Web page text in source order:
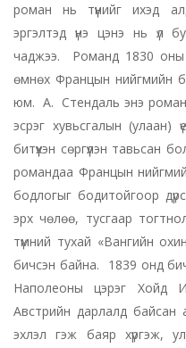
роман нь түүнийг ихэд
эргэлтэд үнэ цэнэ нь үл
чаджээ. Романд 1830 оны
өмнөх Францын нийгмийн
юм. А. Стендаль энэ
эсрэг хувьсгалын (улаан)
битүүхэн сөргүүлэн тавьсан
романдаа Францын
бодлогыг бодитойгоор
эрх чөлөө, тусгаар
түмний тухай «Вангийн
бичсэн байна. 1839 онд
Наполеоны цэрэг Хойд
Австрийн дарлалд байсан
эхлэл гэж баяр хүргэж,